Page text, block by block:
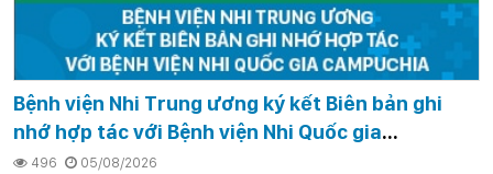
Bệnh viện Nhi Trung ương ký kết Biên bản ghi
nhớ hợp tác với Bệnh viện Nhi Quốc gia
Campuchia
496 05/08/2026